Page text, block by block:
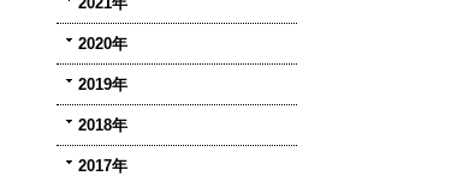
2020年
2019年
2018年
2017年